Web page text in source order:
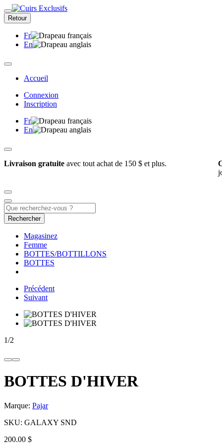
Retour
Fr
En
Accueil
Connexion
Inscription
Fr
En
Livraison gratuite avec tout achat de 150 $ et plus.
Rechercher
Magasinez
Femme
BOTTES/BOTTILLONS
BOTTES
Précédent
Suivant
1/2
BOTTES D'HIVER
Marque: Pajar
SKU: GALAXY SND
200.00 $